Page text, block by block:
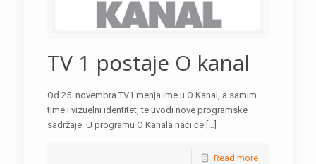
TV 1 postaje O kanal
Od 25. novembra TV1 menja ime u O Kanal, a samim
time i vizuelni identitet, te uvodi nove programske
sadržaje. U programu O Kanala naći će […]
Read more